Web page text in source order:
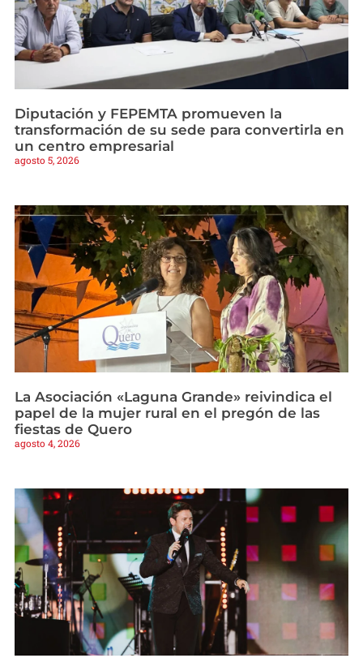
Diputación y FEPEMTA promueven la
transformación de su sede para convertirla en
un centro empresarial
agosto 5, 2026
La Asociación «Laguna Grande» reivindica el
papel de la mujer rural en el pregón de las
fiestas de Quero
agosto 4, 2026